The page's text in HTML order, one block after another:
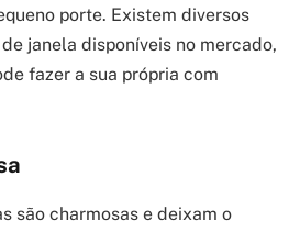
porte. Existem diversos
janela disponíveis no mercado,
fazer a sua própria com
são charmosas e deixam o